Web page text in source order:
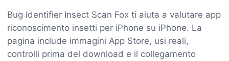
Bug Identifier Insect Scan Fox ti aiuta a valutare app
riconoscimento insetti per iPhone su iPhone. La
pagina include immagini App Store, usi reali,
controlli prima del download e il collegamento